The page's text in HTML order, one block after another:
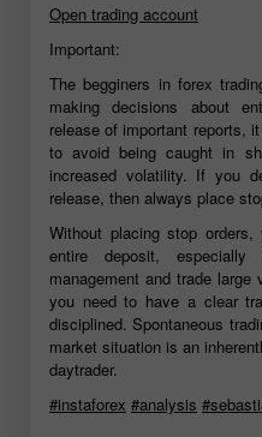
Open trading account
Important:
The begginers in forex
making decisions about
release of important reports,
to avoid being caught in
increased volatility. If you
release, then always place
Without placing stop
entire deposit,
management and trade
you need to have a clear
disciplined. Spontaneous
market situation is an
daytrader.
#instaforex #analysis